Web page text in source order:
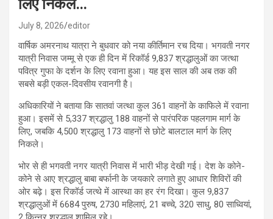
लिए निकले…
July 8, 2026 editor
वार्षिक अमरनाथ यात्रा ने बुधवार को नया कीर्तिमान रच दिया। भगवती नगर
यात्री निवास जम्मू से एक ही दिन में रिकॉर्ड 9,837 श्रद्धालुओं का जत्था
पवित्र गुफा के दर्शन के लिए रवाना हुआ। यह इस साल की अब तक की
सबसे बड़ी एकल-दिवसीय रवानगी है।
अधिकारियों ने बताया कि सातवां जत्था कुल 361 वाहनों के काफिले में रवाना
हुआ। इसमें से 5,337 श्रद्धालु 188 वाहनों से पारंपरिक पहलगाम मार्ग के
लिए, जबकि 4,500 श्रद्धालु 173 वाहनों से छोटे बालटाल मार्ग के लिए
निकले।
भोर से ही भगवती नगर यात्री निवास में भारी भीड़ देखी गई। देश के कोने-
कोने से आए श्रद्धालु बाबा बर्फानी के जयकारे लगाते हुए आधार शिविरों की
ओर बढ़े। इस रिकॉर्ड जत्थे में आस्था का हर रंग दिखा। कुल 9,837
श्रद्धालुओं में 6684 पुरुष, 2730 महिलाएं, 21 बच्चे, 320 साधु, 80 साध्वियां,